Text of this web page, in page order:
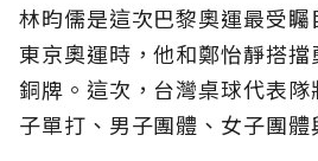
林昀儒是這次巴黎奧運最受
東京奧運時，他和鄭怡靜搭
銅牌。這次，台灣桌球代表
子單打、男子團體、女子團體